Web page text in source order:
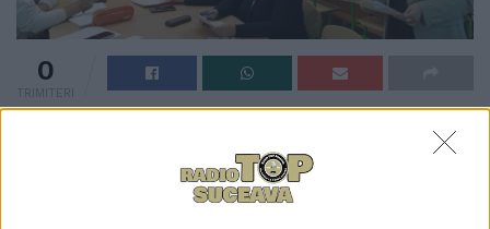
0
TRIMITERI
anunțat că la Universitatea Națională „Yuriy
Fedkovych” din Cernăuți s-a reluat activitatea